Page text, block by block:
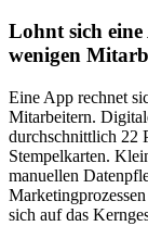
Lohnt sich
wenigen
Eine App rechnet
Mitarbeitern.
durchschnittlich 22
Stempelkarten.
manuellen
sich auf das